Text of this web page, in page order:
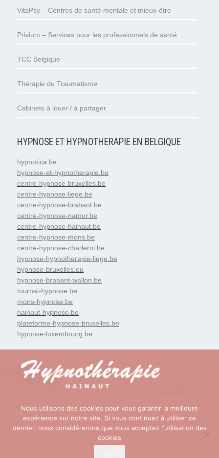
VitaPsy – Centres de santé mentale et mieux-être
Privium – Services pour les professionnels de santé
TCC Belgique
Thérapie du Traumatisme
Cabinets à louer / à partager.
HYPNOSE ET HYPNOTHERAPIE EN BELGIQUE
hypnotica.be
hypnose-et-hypnotherapie.be
centre-hypnose-bruxelles.be
centre-hypnose-liege.be
centre-hypnose-brabant.be
centre-hypnose-namur.be
centre-hypnose-hainaut.be
centre-hypnose-mons.be
centre-hypnose-charleroi.be
hypnose-hypnotherapie-liege.be
hypnose-bruxelles.eu
hypnose-brabant-wallon.be
tournai-hypnose.be
mons-hypnose.be
hainaut-hypnose.be
plateforme-hypnose-bruxelles.be
hypnose-luxembourg.be
Copyright © 2026Hypnose et Hypnothérapie Hainaut. Tous
droits réservés.
Privium – Des services qui soutiennent vos soins. Pour
Nous utilisons des cookies pour vous garantir la meilleure
expérience sur notre site. Si vous continuez à utiliser ce
dernier, nous considérerons que vous acceptez l'utilisation des
cookies